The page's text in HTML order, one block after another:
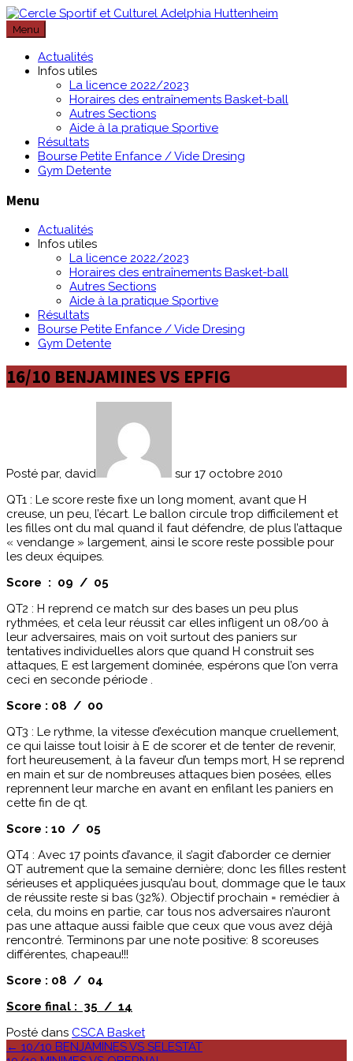
Passer
au
contenu
Menu
Actualités
Infos utiles
La licence 2022/2023
Horaires des entraînements Basket-ball
Autres Sections
Aide à la pratique Sportive
Résultats
Bourse Petite Enfance / Vide Dresing
Gym Detente
Menu
Actualités
Infos utiles
La licence 2022/2023
Horaires des entraînements Basket-ball
Autres Sections
Aide à la pratique Sportive
Résultats
Bourse Petite Enfance / Vide Dresing
Gym Detente
16/10 BENJAMINES VS EPFIG
Posté par, david
sur 17 octobre 2010
QT1 : Le score reste fixe un long moment, avant que H
creuse, un peu, l’écart. Le ballon circule trop difficilement et
les filles ont du mal quand il faut défendre, de plus l’attaque
« vendange » largement, ainsi le score reste possible pour
les deux équipes.
Score : 09 / 05
QT2 : H reprend ce match sur des bases un peu plus
rythmées, et cela leur réussit car elles infligent un 08/00 à
leur adversaires, mais on voit surtout des paniers sur
tentatives individuelles alors que quand H construit ses
attaques, E est largement dominée, espérons que l’on verra
ceci en seconde période .
Score : 08 / 00
QT3 : Le rythme, la vitesse d’exécution manque cruellement,
ce qui laisse tout loisir à E de scorer et de tenter de revenir,
fort heureusement, à la faveur d’un temps mort, H se reprend
en main et sur de nombreuses attaques bien posées, elles
reprennent leur marche en avant en enfilant les paniers en
cette fin de qt.
Score : 10 / 05
QT4 : Avec 17 points d’avance, il s’agit d’aborder ce dernier
QT autrement que la semaine dernière; donc les filles restent
sérieuses et appliquées jusqu’au bout, dommage que le taux
de réussite reste si bas (32%). Objectif prochain = remédier à
cela, du moins en partie, car tous nos adversaires n’auront
pas une attaque aussi faible que ceux que vous avez déjà
rencontré. Terminons par une note positive: 8 scoreuses
différentes, chapeau!!!
Score : 08 / 04
Score final : 35 / 14
Posté dans CSCA Basket
Poste
← 10/10 BENJAMINES VS SELESTAT